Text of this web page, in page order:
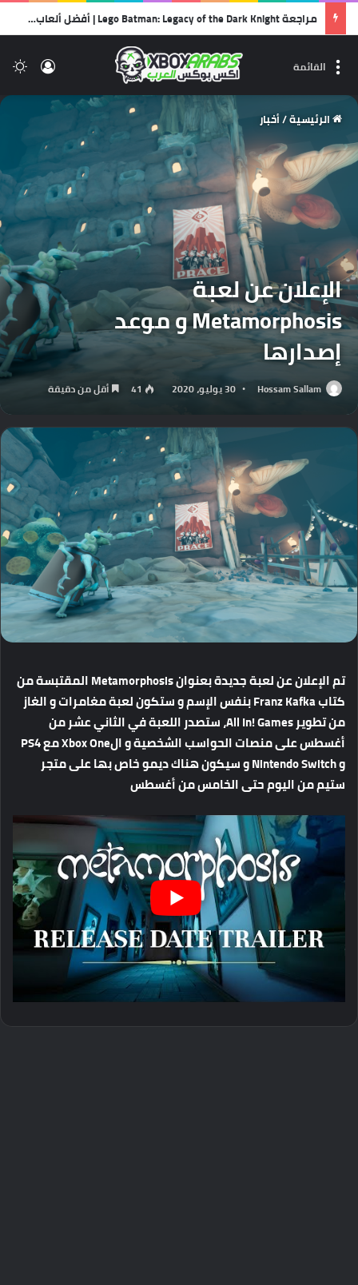
مراجعة Lego Batman: Legacy of the Dark Knight | أفضل ألعاب الليجو… وأجمل رسالة حب لشخصية باتمان!
القائمة
الرئيسية/أخبار
الإعلان عن لعبة
Metamorphosis و موعد
إصدارها
Hossam Sallam 30 يوليو، 2020 41 أقل من دقيقة
تم الإعلان عن لعبة جديدة بعنوان Metamorphosis المقتبسة من
كتاب Franz Kafka بنفس الإسم و ستكون لعبة مغامرات و الغاز
من تطوير All In! Games، ستصدر اللعبة في الثاني عشر من
أغسطس على منصات الحواسب الشخصية و الXbox One مع PS4
و Nintendo Switch و سيكون هناك ديمو خاص بها على متجر
ستيم من اليوم حتى الخامس من أغسطس